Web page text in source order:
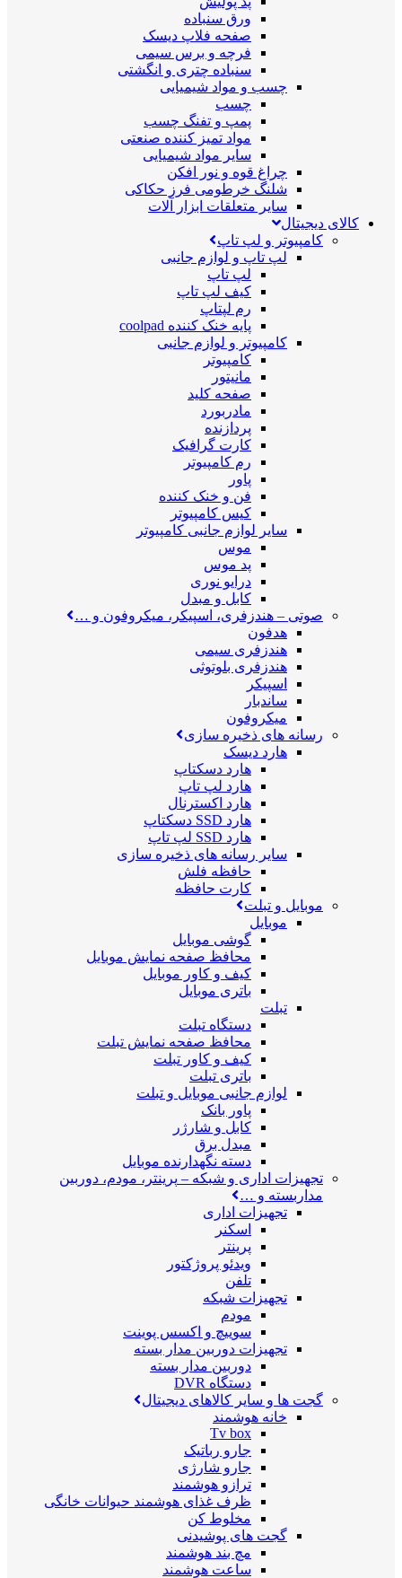
ورق سنباده
صفحه فلاپ دیسک
فرچه و برس سیمی
سنباده چتری و انگشتی
چسب و مواد شیمیایی
چسب
پمپ و تفنگ چسب
مواد تمیز کننده صنعتی
سایر مواد شیمیایی
چراغ قوه و نور افکن
شلنگ خرطومی فرز حکاکی
سایر متعلقات ابزار آلات
کالای دیجیتال
کامپیوتر و لپ تاپ
لپ تاپ و لوازم جانبی
لپ تاپ
کیف لپ تاپ
رم لپتاپ
پایه خنک کننده coolpad
کامپیوتر و لوازم جانبی
کامپیوتر
مانیتور
صفحه کلید
مادربورد
پردازنده
کارت گرافیک
رم کامپیوتر
پاور
فن و خنک کننده
کیس کامپیوتر
سایر لوازم جانبی کامپیوتر
موس
پد موس
درایو نوری
کابل و مبدل
صوتی – هندزفری، اسپیکر، میکروفون و …
هدفون
هندزفری سیمی
هندزفری بلوتوثی
اسپیکر
ساندبار
میکروفون
رسانه های ذخیره سازی
هارد دیسک
هارد دسکتاپ
هارد لپ تاپ
هارد اکسترنال
هارد SSD دسکتاپ
هارد SSD لپ تاپ
سایر رسانه های ذخیره سازی
حافظه فلش
کارت حافظه
موبایل و تبلت
موبایل
گوشی موبایل
محافظ صفحه نمایش موبایل
کیف و کاور موبایل
باتری موبایل
تبلت
دستگاه تبلت
محافظ صفحه نمایش تبلت
کیف و کاور تبلت
باتری تبلت
لوازم جانبی موبایل و تبلت
پاور بانک
کابل و شارژر
مبدل برق
دسته نگهدارنده موبایل
تجهیزات اداری و شبکه – پرینتر، مودم، دوربین
مداربسته و …
تجهیزات اداری
اسکنر
پرینتر
ویدئو پروژکتور
تلفن
تجهیزات شبکه
مودم
سوییچ و اکسس پوینت
تجهیزات دوربین مدار بسته
دوربین مدار بسته
دستگاه DVR
گجت ها و سایر کالاهای دیجیتال
خانه هوشمند
Tv box
جارو رباتیک
جارو شارژی
ترازو هوشمند
ظرف غذای هوشمند حیوانات خانگی
مخلوط کن
گجت های پوشیدنی
مچ بند هوشمند
ساعت هوشمند